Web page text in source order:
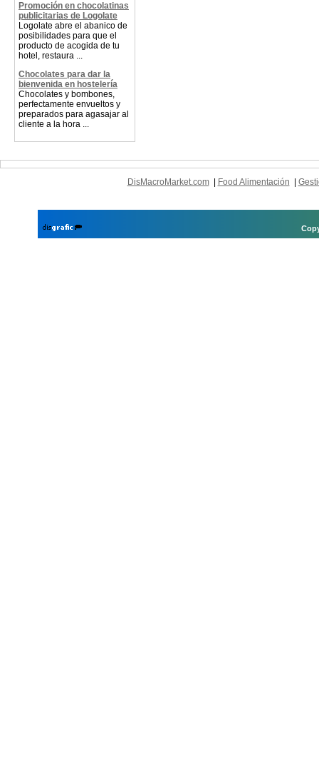
Promoción en chocolatinas
publicitarias de Logolate
Logolate abre el abanico de
posibilidades para que el
producto de acogida de tu
hotel, restaura ...
Chocolates para dar la
bienvenida en hostelería
Chocolates y bombones,
perfectamente envueltos y
preparados para agasajar al
cliente a la hora ...
DisMacroMarket.com| Food Alimentación